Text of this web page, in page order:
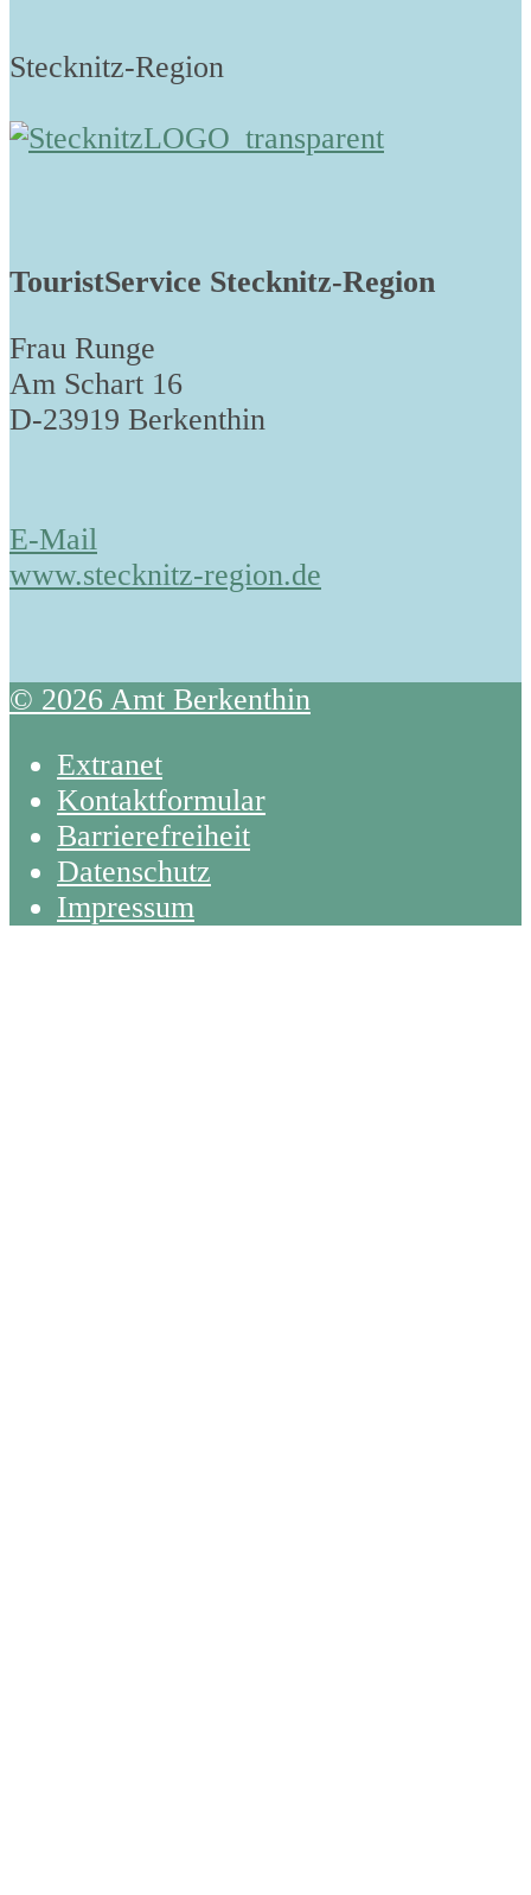
Stecknitz-Region
TouristService Stecknitz-Region
Frau Runge
Am Schart 16
D-23919 Berkenthin
E-Mail
www.stecknitz-region.de
© 2026 Amt Berkenthin
Extranet
Kontaktformular
Barrierefreiheit
Datenschutz
Impressum